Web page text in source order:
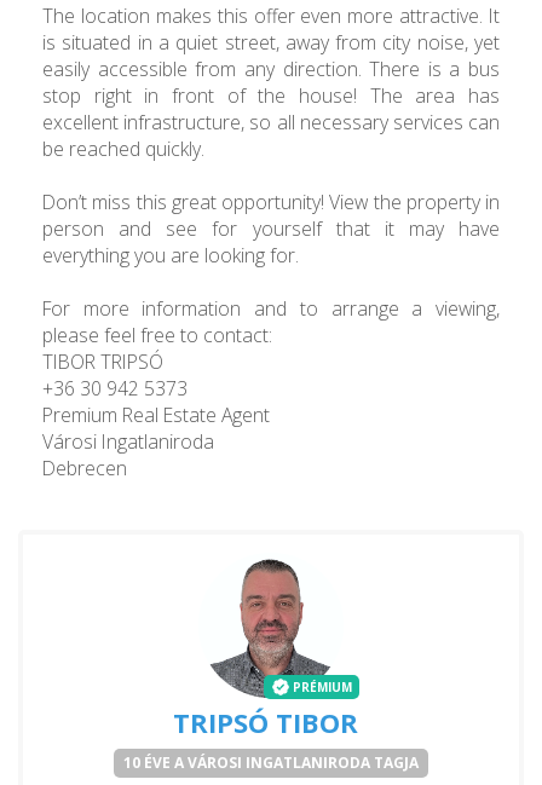
The location makes this offer even more attractive. It
is situated in a quiet street, away from city noise, yet
easily accessible from any direction. There is a bus
stop right in front of the house! The area has
excellent infrastructure, so all necessary services can
be reached quickly.
Don’t miss this great opportunity! View the property in
person and see for yourself that it may have
everything you are looking for.
For more information and to arrange a viewing,
please feel free to contact:
TIBOR TRIPSÓ
+36 30 942 5373
Premium Real Estate Agent
Városi Ingatlaniroda
Debrecen
PRÉMIUM
TRIPSÓ TIBOR
10 ÉVE A VÁROSI INGATLANIRODA TAGJA